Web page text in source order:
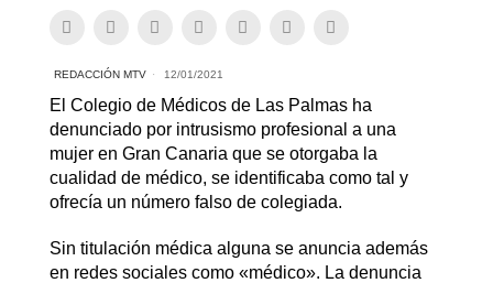
REDACCIÓN MTV 12/01/2021
El Colegio de Médicos de Las Palmas ha
denunciado por intrusismo profesional a una
mujer en Gran Canaria que se otorgaba la
cualidad de médico, se identificaba como tal y
ofrecía un número falso de colegiada.
Sin titulación médica alguna se anuncia además
en redes sociales como «médico». La denuncia